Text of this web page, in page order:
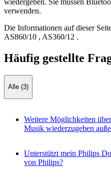
wiedergeben. Sie müssen
verwenden.
Die Informationen auf dieser
AS860/10 , AS360/12 .
Häufig gestellte
Alle (3)
Weitere Möglichkeiten
Musik wiederzugeben
Unterstützt mein Philips
von Philips?